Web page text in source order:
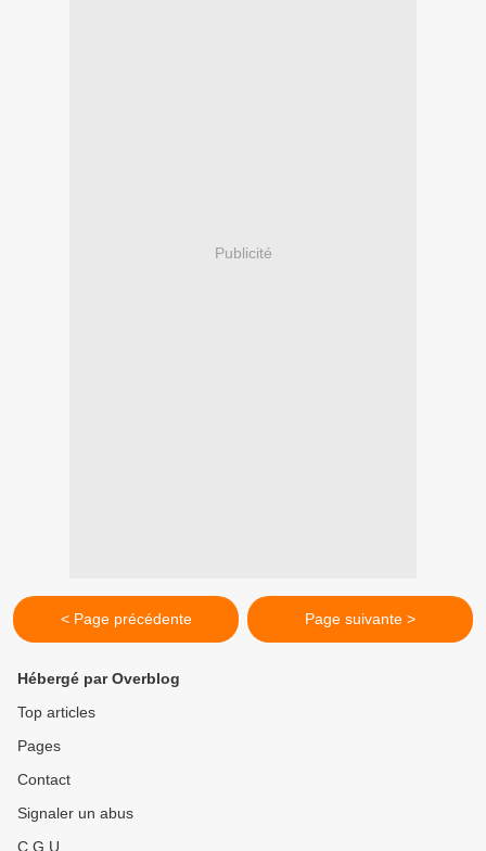
Publicité
< Page précédente Page suivante >
Hébergé par Overblog
Top articles
Pages
Contact
Signaler un abus
C.G.U.